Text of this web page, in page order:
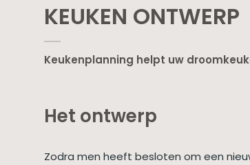
KEUKEN ONTWERP
Keukenplanning helpt uw
Het ontwerp
Zodra men heeft besloten om een